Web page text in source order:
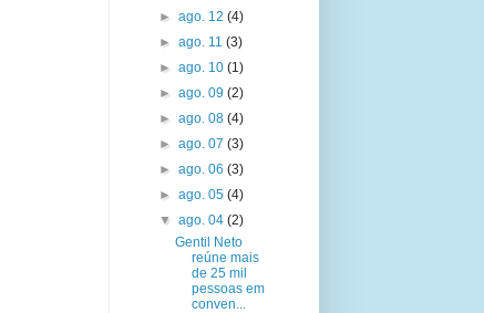
► ago. 12 (4)
► ago. 11 (3)
► ago. 10 (1)
► ago. 09 (2)
► ago. 08 (4)
► ago. 07 (3)
► ago. 06 (3)
► ago. 05 (4)
▼ ago. 04 (2)
Gentil Neto
reúne mais
de 25 mil
pessoas em
conven...